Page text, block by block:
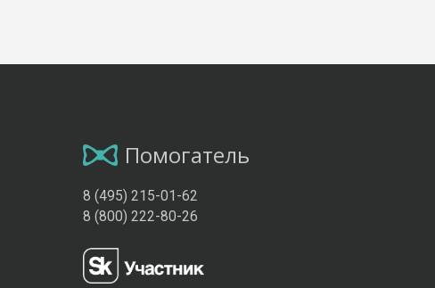
Помогатель
8 (495) 215-01-62
8 (800) 222-80-26